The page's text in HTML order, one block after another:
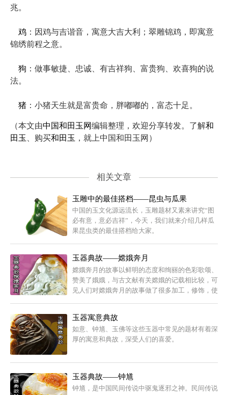
兆。
鸡 ：因鸡与吉谐音，寓意大吉大利；翠雕锦鸡，即寓意
锦绣前程之意。
狗 ：做事敏捷、忠诚、有吉祥狗、富贵狗、欢喜狗的说
法。
猪 ：小猪天生就是富贵命，胖嘟嘟的，富态十足。
（本文由中国和田玉网编辑整理，欢迎分享转发。了解和
田玉
、购买和田玉 ，就上中国和田玉网）
相关文章
玉雕中的最佳搭档——昆虫与瓜果
中国的玉文化源远流长，玉雕题材又素来讲究“图
必有意，意必吉祥”，今天，我们就来介绍几样瓜
果昆虫类的最佳搭档给大家。
玉器典故——嫦娥奔月
嫦娥奔月的故事以鲜明的态度和绚丽的色彩歌颂、
赞美了娥娥，与古文献有关嫦娥的记载相比较，可
见人们对嫦娥奔月的故事做了很多加工，修饰，使
玉器寓意典故
如意、钟馗、玉佛等这些玉器中常见的题材有着深
厚的寓意和典故，深受人们的喜爱。
玉器典故——钟馗
钟馗，是中国民间传说中驱鬼逐邪之神。民间传说